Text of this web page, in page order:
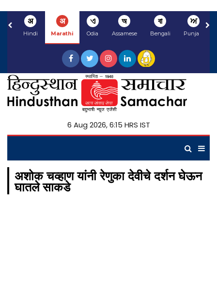
अ
Hindi
अ
Marathi
ଏ
Odia
অ
Assamese
বা
Bengali
ਅ
Punjabi
6 Aug 2026, 6:15 HRS IST
अशोक चव्हाण यांनी रेणुका देवीचे दर्शन घेऊन
घातले साकडे